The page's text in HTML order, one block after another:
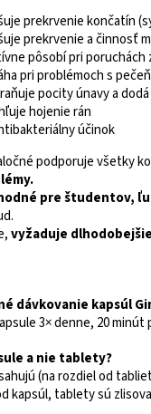
prekrvenie končatín
prekrvenie a činnosť
pôsobí pri poruchách
pri problémoch s
pocity únavy a
hojenie rán
účinok
podporuje všetky
pre študentov,
vyžaduje
dávkovanie kapsúl
3× denne, 20 minút
a nie tablety?
(na rozdiel od
kapsúl, tablety sú